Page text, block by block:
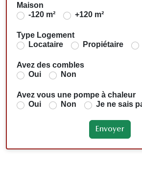
Maison
-120 m²
+120 m²
Type Logement
Locataire
Propiétaire
Avez des combles
Oui
Non
Avez vous une pompe à chaleur
Oui
Non Je ne sais